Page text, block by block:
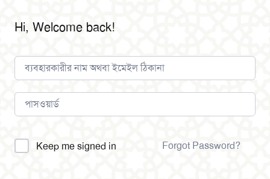
Hi, Welcome back!
Alternative:
Keep me signed in Forgot Password?